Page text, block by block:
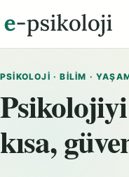
PSIKOLOJI · BILIM ·
kısa,